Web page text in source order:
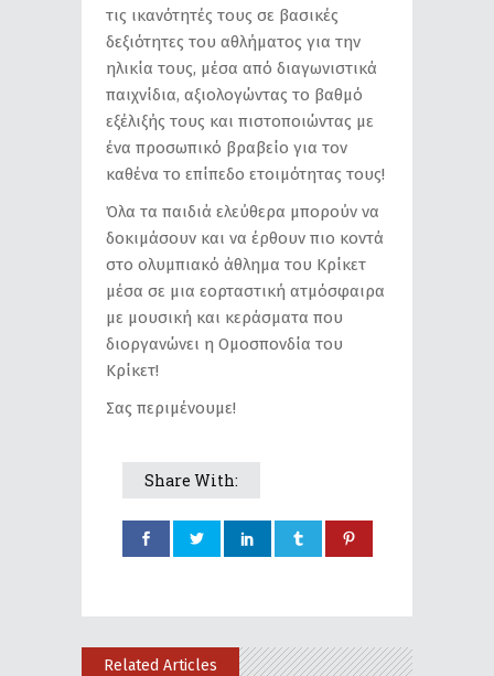
τις ικανότητές τους σε βασικές
δεξιότητες του αθλήματος για την
ηλικία τους, μέσα από διαγωνιστικά
παιχνίδια, αξιολογώντας το βαθμό
εξέλιξής τους και πιστοποιώντας με
ένα προσωπικό βραβείο για τον
καθένα το επίπεδο ετοιμότητας τους!
Όλα τα παιδιά ελεύθερα μπορούν να
δοκιμάσουν και να έρθουν πιο κοντά
στο ολυμπιακό άθλημα του Κρίκετ
μέσα σε μια εορταστική ατμόσφαιρα
με μουσική και κεράσματα που
διοργανώνει η Ομοσπονδία του
Κρίκετ!
Σας περιμένουμε!
Share With:
Related Articles